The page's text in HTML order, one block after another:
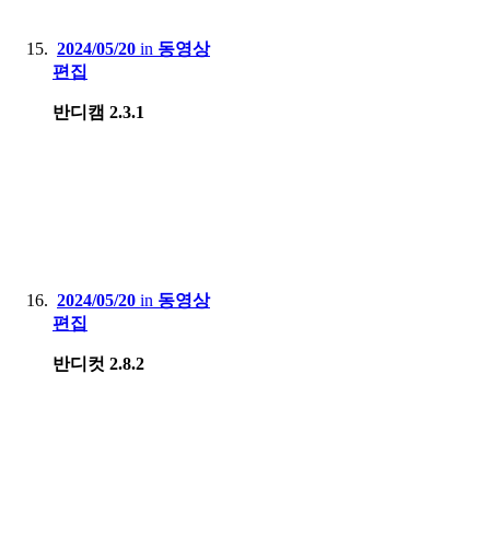
2024/05/20 in 동영상
편집
반디캠 2.3.1
2024/05/20 in 동영상
편집
반디컷 2.8.2